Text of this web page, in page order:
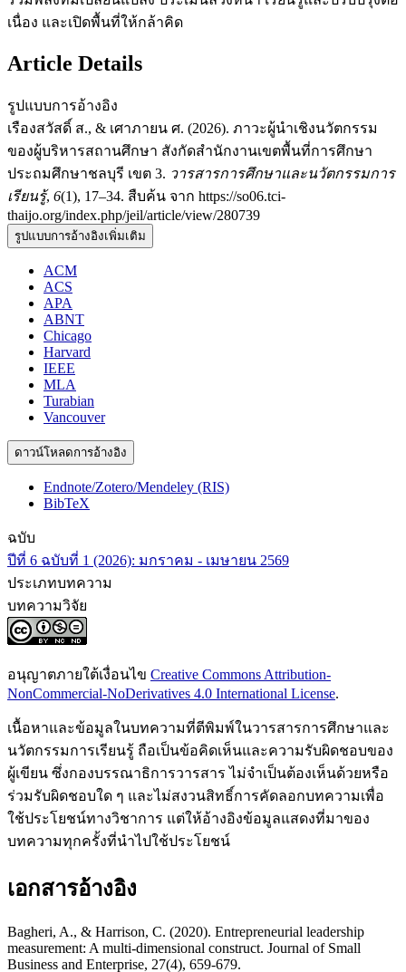
เนื่อง และเปิดพื้นที่ให้กล้าคิด
Article Details
รูปแบบการอ้างอิง
เรืองสวัสดิ์ ส., & เศาภายน ศ. (2026). ภาวะผู้นำเชิงนวัตกรรม
ของผู้บริหารสถานศึกษา สังกัดสำนักงานเขตพื้นที่การศึกษา
ประถมศึกษาชลบุรี เขต 3. วารสารการศึกษาและนวัตกรรมการ
เรียนรู้, 6(1), 17–34. สืบค้น จาก https://so06.tci-
thaijo.org/index.php/jeil/article/view/280739
รูปแบบการอ้างอิงเพิ่มเติม
ACM
ACS
APA
ABNT
Chicago
Harvard
IEEE
MLA
Turabian
Vancouver
ดาวน์โหลดการอ้างอิง
Endnote/Zotero/Mendeley (RIS)
BibTeX
ฉบับ
ปีที่ 6 ฉบับที่ 1 (2026): มกราคม - เมษายน 2569
ประเภทบทความ
บทความวิจัย
อนุญาตภายใต้เงื่อนไข Creative Commons Attribution-
NonCommercial-NoDerivatives 4.0 International License.
เนื้อหาและข้อมูลในบทความที่ตีพิมพ์ในวารสารการศึกษาและ
นวัตกรรมการเรียนรู้ ถือเป็นข้อคิดเห็นและความรับผิดชอบของ
ผู้เขียน ซึ่งกองบรรณาธิการวารสาร ไม่จำเป็นต้องเห็นด้วยหรือ
ร่วมรับผิดชอบใด ๆ และไม่สงวนสิทธิ์การคัดลอกบทความเพื่อ
ใช้ประโยชน์ทางวิชาการ แต่ให้อ้างอิงข้อมูลแสดงที่มาของ
บทความทุกครั้งที่นำไปใช้ประโยชน์
เอกสารอ้างอิง
Bagheri, A., & Harrison, C. (2020). Entrepreneurial leadership
measurement: A multi-dimensional construct. Journal of Small
Business and Enterprise, 27(4), 659-679.